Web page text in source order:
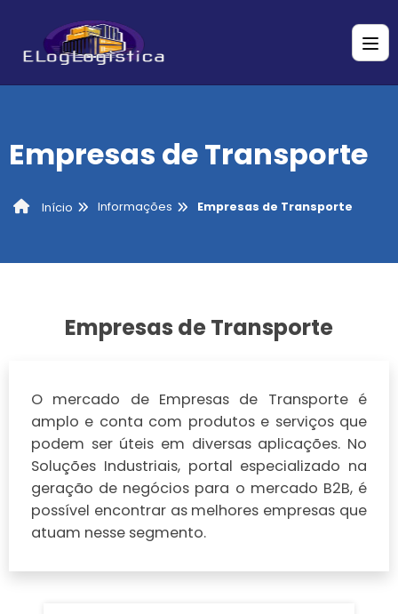
Empresas de Transporte
Início Informações Empresas de Transporte
Empresas de Transporte
O mercado de Empresas de Transporte é
amplo e conta com produtos e serviços que
podem ser úteis em diversas aplicações. No
Soluções Industriais, portal especializado na
geração de negócios para o mercado B2B, é
possível encontrar as melhores empresas que
atuam nesse segmento.